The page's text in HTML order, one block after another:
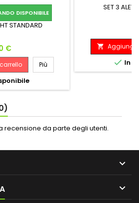
DISPONIBILE
STANDARD
€
Più
SET 3
 Aggiungi
 In
recensione da parte degli utenti.

